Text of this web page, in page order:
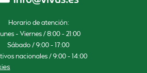
Horario de atención:
– Viernes / 8:00 – 21:00
Sábado / 9:00 – 17:00
nacionales / 9:00 – 14:00